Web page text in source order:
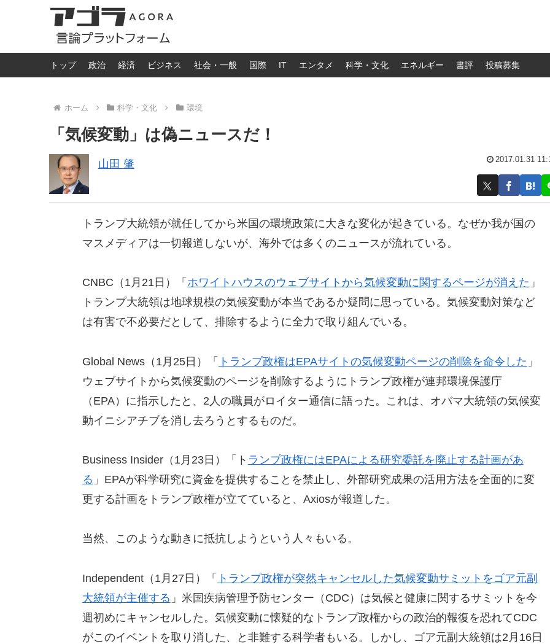
トップ 政治 経済 ビジネス 社会・一般 国際 IT エンタメ 科学・文化 エネルギー 書評 投稿募集
ホーム 科学・文化 環境
「気候変動」は偽ニュースだ！
山田 肇 2017.01.31
トランプ大統領が就任してから米国の環境政策に大きな変化が起きている。なぜか我が国の
マスメディアは一切報道しないが、海外では多くのニュースが流れている。
CNBC（1月21日）「 ホワイトハウスのウェブサイトから気候変動に関するページが消えた 」
トランプ大統領は地球規模の気候変動が本当であるか疑問に思っている。気候変動対策など
は有害で不必要だとして、排除するように全力で取り組んでいる。
Global News（1月25日）「 トランプ政権はEPAサイトの気候変動ページの削除を命令した 」
ウェブサイトから気候変動のページを削除するようにトランプ政権が連邦環境保護庁
（EPA）に指示したと、2人の職員がロイター通信に語った。これは、オバマ大統領の気候変
動イニシアチブを消し去ろうとするものだ。
Business Insider（1月23日）「ト ランプ政権にはEPAによる研究委託を廃止する計画があ
る 」EPAが科学研究に資金を提供することを禁止し、外部研究成果の活用方法を全面的に変
更する計画をトランプ政権が立てていると、Axiosが報道した。
当然、このような動きに抵抗しようという人々もいる。
Independent（1月27日）「 トランプ政権が突然キャンセルした気候変動サミットをゴア元副
大統領が主催する 」米国疾病管理予防センター（CDC）は気候と健康に関するサミットを今
週初めにキャンセルした。気候変動に懐疑的なトランプ政権からの政治的報復を恐れてCDC
がこのイベントを取り消した、と非難する科学者もいる。しかし、ゴア元副大統領は2月16日